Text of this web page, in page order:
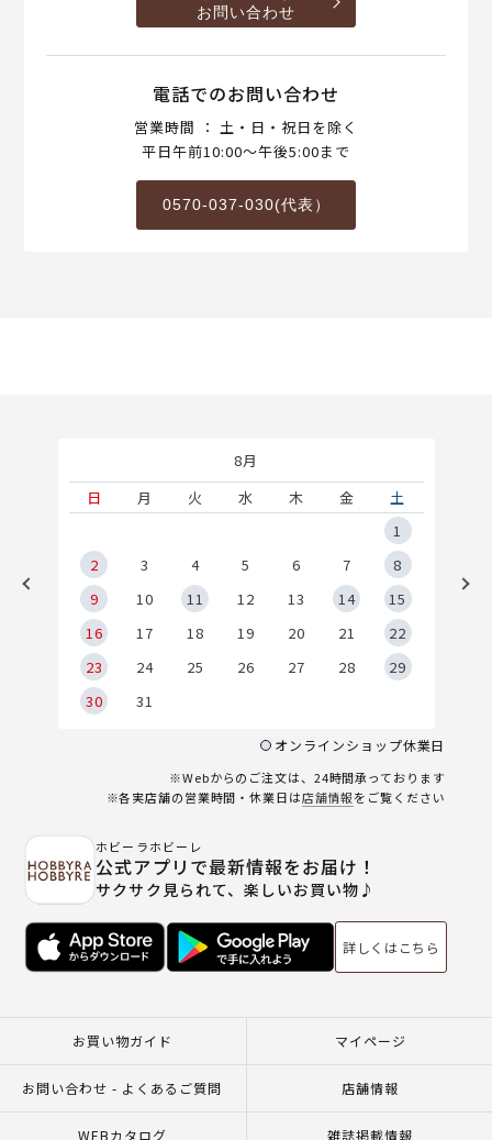
お問い合わせ
電話でのお問い合わせ
営業時間 ： 土・日・祝日を除く
平日午前10:00～午後5:00まで
0570-037-030(代表）
8月
日
月 火 水 木 金
土
1
2
3 4 5 6 7
8
9
10 11 12 13 14
15
16
17 18 19 20 21
22
23
24 25 26 27 28
29
30
31
オンラインショップ休業日
※Webからのご注文は、24時間承っております
※各実店舗の営業時間・休業日は店舗情報をご覧ください
ホビーラホビーレ
公式アプリで最新情報をお届け！
サクサク見られて、楽しいお買い物♪
詳しくはこちら
お買い物ガイド マイページ
お問い合わせ - よくあるご質問 店舗情報
WEBカタログ 雑誌掲載情報